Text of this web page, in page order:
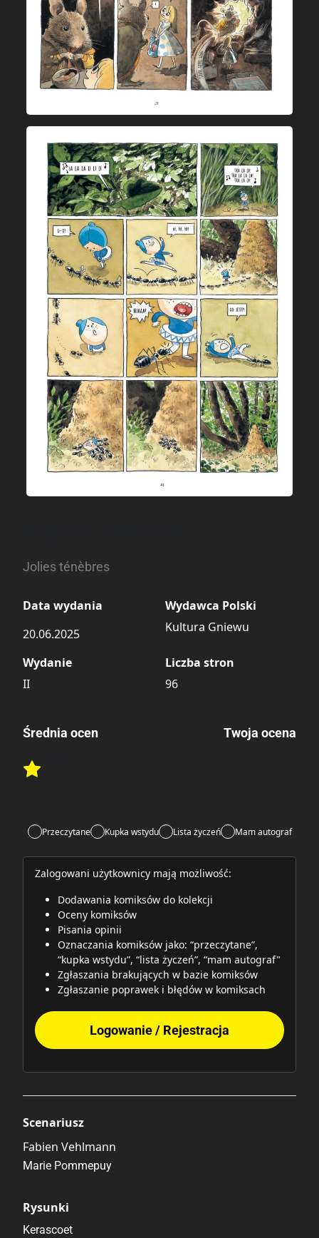
Jolies ténèbres
Data wydania
20.06.2025
Wydawca Polski
Kultura Gniewu
Wydanie
II
Liczba stron
96
Średnia ocen
Rate this item:
Twoja ocena
Przeczytane Kupka wstydu Lista życzeń Mam autograf
Zalogowani użytkownicy mają możliwość:
Dodawania komiksów do kolekcji
Oceny komiksów
Pisania opinii
Oznaczania komiksów jako: “przeczytane”,
“kupka wstydu”, “lista życzeń”, “mam autograf"
Zgłaszania brakujących w bazie komiksów
Zgłaszanie poprawek i błędów w komiksach
Logowanie / Rejestracja
Scenariusz
Fabien Vehlmann
Marie Pommepuy
Rysunki
Kerascoet